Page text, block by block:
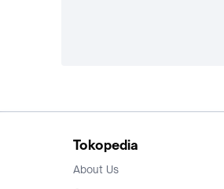
Tokopedia
About Us